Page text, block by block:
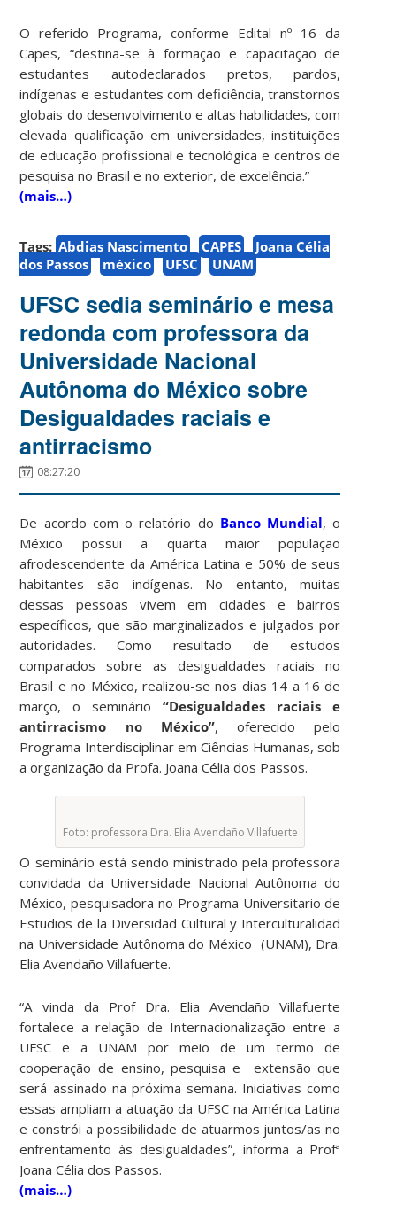
O referido Programa, conforme Edital nº 16 da
Capes, “destina-se à formação e capacitação de
estudantes autodeclarados pretos, pardos,
indígenas e estudantes com deficiência, transtornos
globais do desenvolvimento e altas habilidades, com
elevada qualificação em universidades, instituições
de educação profissional e tecnológica e centros de
pesquisa no Brasil e no exterior, de excelência.”
(mais…)
Tags: Abdias Nascimento CAPES
Joana Célia
dos Passos
méxico UFSC UNAM
UFSC sedia seminário e mesa
redonda com professora da
Universidade Nacional
Autônoma do México sobre
Desigualdades raciais e
antirracismo
08:27:20
De acordo com o relatório do Banco Mundial, o
México possui a quarta maior população
afrodescendente da América Latina e 50% de seus
habitantes são indígenas. No entanto, muitas
dessas pessoas vivemem cidades e bairros
específicos, que são marginalizados e julgados por
autoridades. Como resultado de estudos
comparados sobre as desigualdades raciais no
Brasil e no México, realizou-se nos dias 14 a 16 de
março, o seminário“Desigualdades raciais e
antirracismo no México”, oferecido pelo
Programa Interdisciplinar em Ciências Humanas, sob
a organização da Profa. Joana Célia dos Passos.
Foto: professora Dra. Elia Avendaño Villafuerte
O seminário está sendo ministrado pela professora
convidada da Universidade Nacional Autônoma do
México, pesquisadora no Programa Universitario de
Estudios de la Diversidad Cultural y Interculturalidad
na Universidade Autônoma do México (UNAM), Dra.
Elia Avendaño Villafuerte.
“A vinda da Prof Dra. Elia Avendaño Villafuerte
fortalece a relação de Internacionalização entre a
UFSC e a UNAM por meio de um termo de
cooperação de ensino, pesquisa e extensão que
será assinado na próxima semana. Iniciativas como
essas ampliam a atuação da UFSC na América Latina
e constrói a possibilidade de atuarmos juntos/as no
enfrentamento às desigualdades”, informa a Profª
Joana Célia dos Passos.
(mais…)